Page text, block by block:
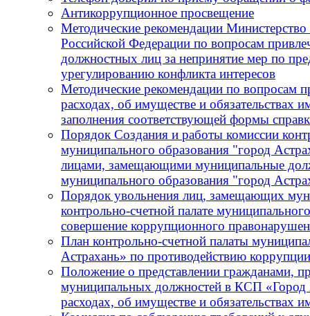
Антикоррупционное просвещение
Методические рекомендации
Российской Федерации по вопросам
должностных лиц за непринятие мер по
урегулированию конфликта интересов
Методические рекомендации по вопросам
расходах, об имуществе и обязательствах
заполнения соответствующей формы
Порядок Создания и работы комиссии
муниципального образования "город
лицами, замещающими муниципальные
муниципального образования "город
Порядок увольнения лиц, замещающих
контрольно-счетной палате
совершение коррупционного
План контрольно-счетной палаты
Астрахань» по противодействию
Положение о представлении гражданами,
муниципальных должностей в КСП «Город
расходах, об имуществе и обязательствах